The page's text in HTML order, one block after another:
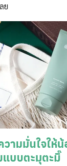
ย
ามมั่นใจให้น้
แบบตะมุตะมิ๊